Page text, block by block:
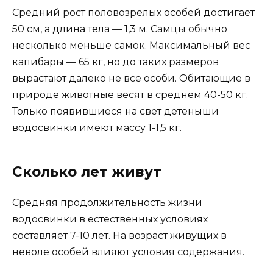
Средний рост половозрелых особей достигает
50 см, а длина тела — 1,3 м. Самцы обычно
несколько меньше самок. Максимальный вес
капибары — 65 кг, но до таких размеров
вырастают далеко не все особи. Обитающие в
природе животные весят в среднем 40-50 кг.
Только появившиеся на свет детеныши
водосвинки имеют массу 1-1,5 кг.
Сколько лет живут
Средняя продолжительность жизни
водосвинки в естественных условиях
составляет 7-10 лет. На возраст живущих в
неволе особей влияют условия содержания.